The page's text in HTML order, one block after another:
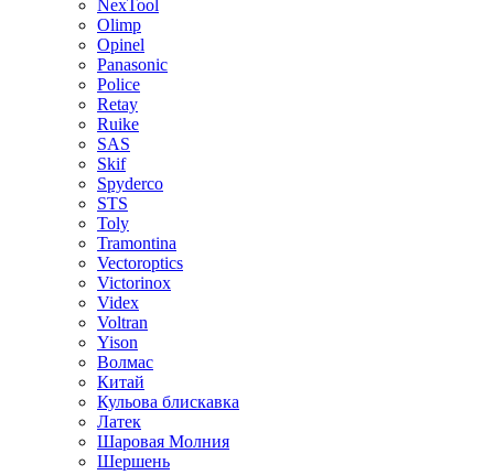
NexTool
Olimp
Opinel
Panasonic
Police
Retay
Ruike
SAS
Skif
Spyderco
STS
Toly
Tramontina
Vectoroptics
Victorinox
Videx
Voltran
Yison
Волмас
Китай
Кульова блискавка
Латек
Шаровая Молния
Шершень